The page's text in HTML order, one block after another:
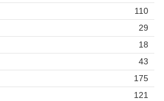
110
29
18
43
175
121